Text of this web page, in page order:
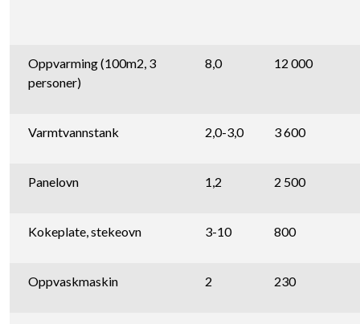
Oppvarming (100m2, 3
personer)
8,0 12 000
Varmtvannstank 2,0-3,0 3 600
Panelovn 1,2 2 500
Kokeplate, stekeovn 3-10 800
Oppvaskmaskin 2 230